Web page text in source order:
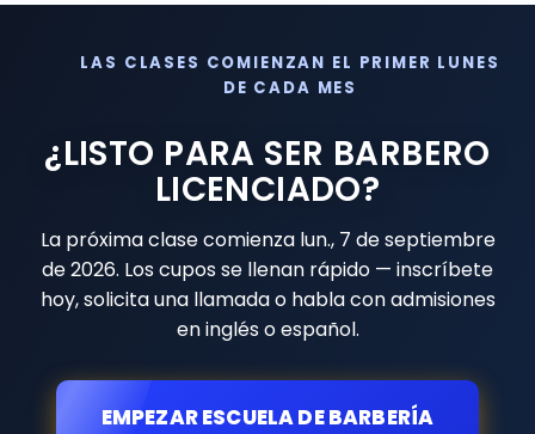
LAS CLASES COMIENZAN EL PRIMER LUNES
DE CADA MES
¿LISTO PARA SER BARBERO
LICENCIADO?
La próxima clase comienza lun., 7 de septiembre
de 2026. Los cupos se llenan rápido — inscríbete
hoy, solicita una llamada o habla con admisiones
en inglés o español.
EMPEZAR ESCUELA DE BARBERÍA